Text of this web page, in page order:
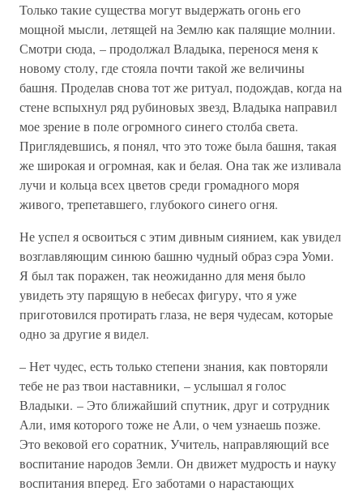
Только такие существа могут выдержать огонь его
мощной мысли, летящей на Землю как палящие молнии.
Смотри сюда, – продолжал Владыка, перенося меня к
новому столу, где стояла почти такой же величины
башня. Проделав снова тот же ритуал, подождав, когда на
стене вспыхнул ряд рубиновых звезд, Владыка направил
мое зрение в поле огромного синего столба света.
Приглядевшись, я понял, что это тоже была башня, такая
же широкая и огромная, как и белая. Она так же изливала
лучи и кольца всех цветов среди громадного моря
живого, трепетавшего, глубокого синего огня.
Не успел я освоиться с этим дивным сиянием, как увидел
возглавляющим синюю башню чудный образ сэра Уоми.
Я был так поражен, так неожиданно для меня было
увидеть эту парящую в небесах фигуру, что я уже
приготовился протирать глаза, не веря чудесам, которые
одно за другие я видел.
– Нет чудес, есть только степени знания, как повторяли
тебе не раз твои наставники, – услышал я голос
Владыки. – Это ближайший спутник, друг и сотрудник
Али, имя которого тоже не Али, о чем узнаешь позже.
Это вековой его соратник, Учитель, направляющий все
воспитание народов Земли. Он движет мудрость и науку
воспитания вперед. Его заботами о нарастающих